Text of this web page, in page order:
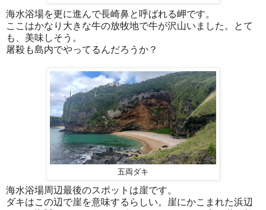
海水浴場を更に進んで長崎鼻と呼ばれる岬です。
ここはかなり大きな牛の放牧地で牛が沢山いました。とて
も、美味しそう。
屠殺も島内でやってるんだろうか？
五両ダキ
海水浴場周辺最後のスポットは崖です。
ダキはこの辺で崖を意味するらしい。崖にかこまれた浜辺